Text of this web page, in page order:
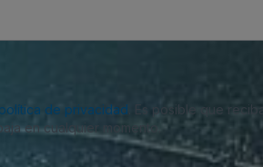
política de privacidad . Es posible que
en cualquier momento.